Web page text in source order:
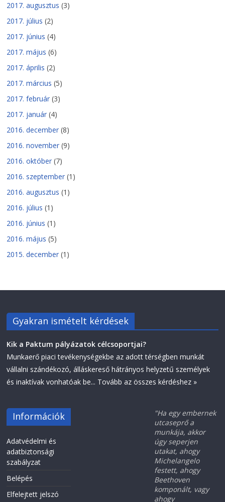
2017. augusztus (3)
2017. július (2)
2017. június (4)
2017. május (6)
2017. április (2)
2017. március (5)
2017. február (3)
2017. január (4)
2016. december (8)
2016. november (9)
2016. október (7)
2016. szeptember (1)
2016. augusztus (1)
2016. július (1)
2016. június (1)
2016. május (5)
2015. december (1)
Gyakran ismételt kérdések
Kik a Paktum pályázatok célcsoportjai?
Munkaerő piaci tevékenységekbe az adott térségben munkát
vállalni szándékozó, álláskereső hátrányos helyzetű személyek
és inaktívak vonhatóak be... Tovább az összes kérdéshez »
Információk
Adatvédelmi és
adatbiztonsági
szabályzat
Belépés
Elfelejtett jelszó
"Ha egy embernek
utcaseprő a
munkája, akkor
úgy seperjen
utakat, ahogy
Michelangelo
festett, ahogy
Beethoven
komponált, vagy
ahogy